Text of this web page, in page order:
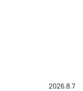
2026.8.7